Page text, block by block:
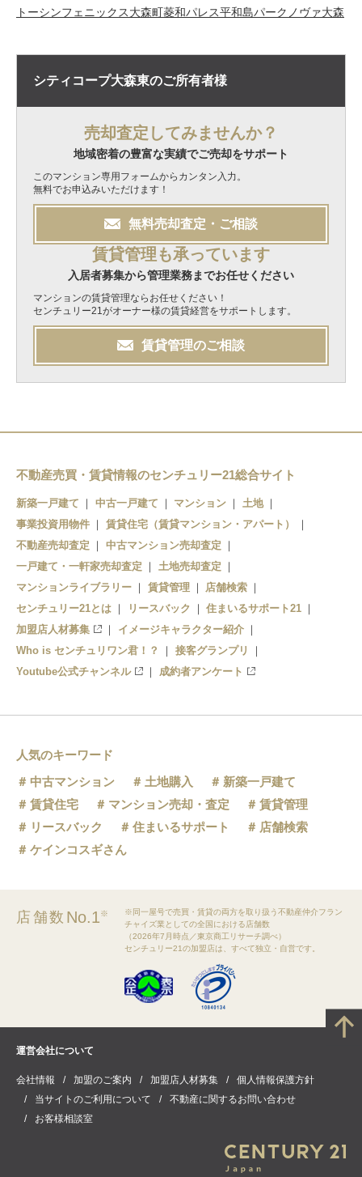
トーシンフェニックス大森町菱和パレス平和島パークノヴァ大森
シティコープ大森東のご所有者様
売却査定してみませんか？
地域密着の豊富な実績でご売却をサポート
このマンション専用フォームからカンタン入力。
無料でお申込みいただけます！
無料売却査定・ご相談
賃貸管理も承っています
入居者募集から管理業務までお任せください
マンションの賃貸管理ならお任せください！
センチュリー21がオーナー様の賃貸経営をサポートします。
賃貸管理のご相談
不動産売買・賃貸情報のセンチュリー21総合サイト
新築一戸建て 中古一戸建て マンション
土地
事業投資用物件
賃貸住宅（賃貸マンション・アパート）
不動産売却査定
中古マンション売却査定
一戸建て・一軒家売却査定
土地売却査定
マンションライブラリー
賃貸管理
店舗検索
センチュリー21とは
リースバック
住まいるサポート21
加盟店人材募集
イメージキャラクター紹介
Who is センチュリワン君！？
接客グランプリ
Youtube公式チャンネル
成約者アンケート
人気のキーワード
中古マンション
土地購入
新築一戸建て
賃貸住宅
マンション売却・査定
賃貸管理
リースバック
住まいるサポート
店舗検索
ケインコスギさん
店舗数 No.1※
※同一屋号で売買・賃貸の両方を取り扱う不動産仲介フラン
チャイズ業としての全国における店舗数
（2026年7月時点／東京商工リサーチ調べ）
センチュリー21の加盟店は、すべて独立・自営です。
運営会社について
会社情報 加盟のご案内 加盟店人材募集
個人情報保護方針
当サイトのご利用について
不動産に関するお問い合わせ
お客様相談室